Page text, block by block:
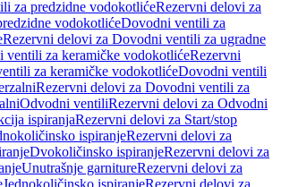
za predzidne vodokotlićeRezervni delovi za
vodokotlićeDovodni ventili za
Rezervni delovi za Dovodni ventili za ugradne
ventili za keramičke vodokotlićeRezervni
za keramičke vodokotlićeDovodni ventili
Rezervni delovi za Dovodni ventili za
Odvodni ventiliRezervni delovi za Odvodni
ispiranjaRezervni delovi za Start/stop
ispiranjeRezervni delovi za
Dvokoličinsko ispiranjeRezervni delovi za
Unutrašnje garnitureRezervni delovi za
Jednokoličinsko ispiranjeRezervni delovi za